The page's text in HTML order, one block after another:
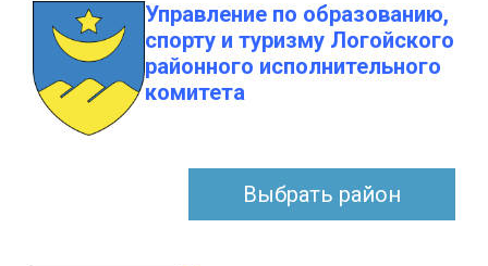
Управление по образованию,
спорту и туризму Логойского
районного исполнительного
комитета
Выбрать район